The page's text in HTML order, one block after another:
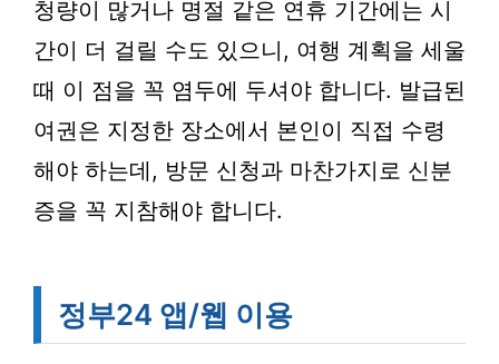
청량이 많거나 명절 같은 연휴 기간에는 시
간이 더 걸릴 수도 있으니, 여행 계획을 세울
때 이 점을 꼭 염두에 두셔야 합니다. 발급된
여권은 지정한 장소에서 본인이 직접 수령
해야 하는데, 방문 신청과 마찬가지로 신분
증을 꼭 지참해야 합니다.
정부24 앱/웹 이용